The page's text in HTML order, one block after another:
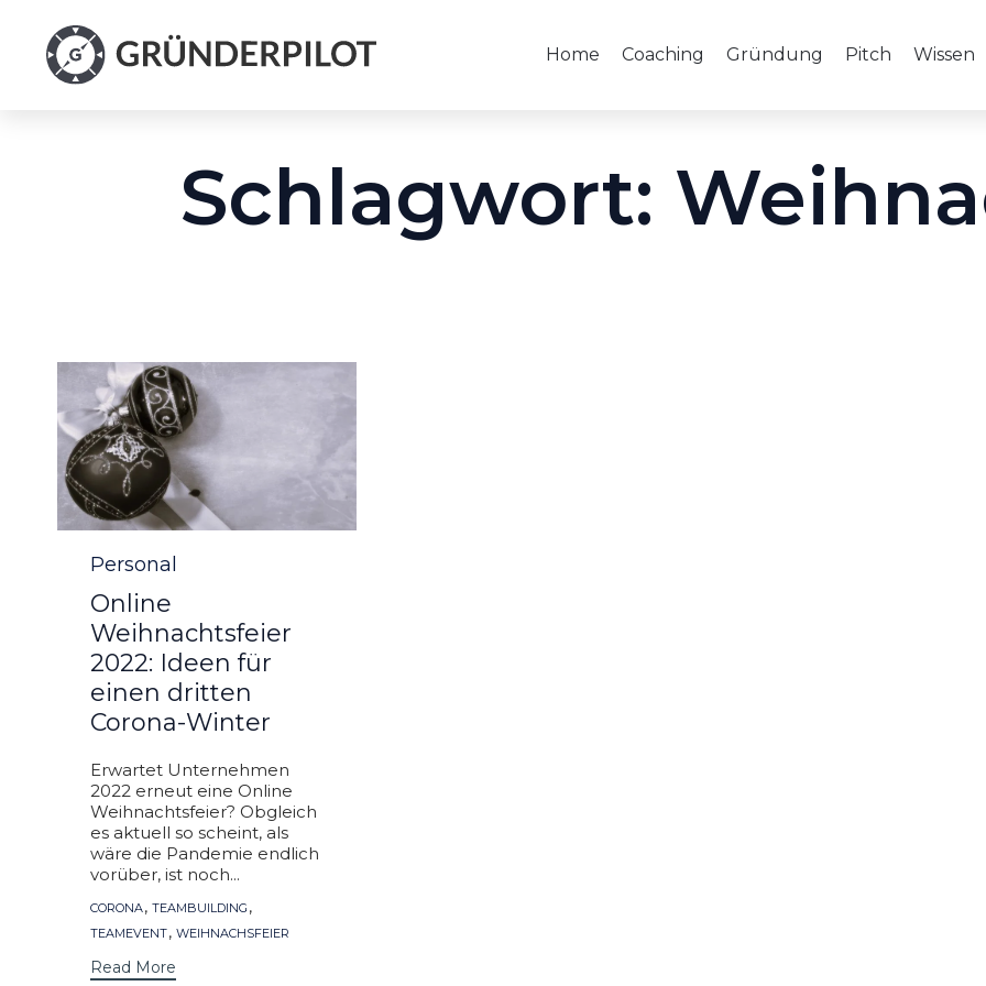
Home Coaching Gründung Pitch Wissen
Schlagwort:
Category
Personal
Online
Weihnachtsfeier
2022: Ideen für
einen dritten
Corona-Winter
Erwartet Unternehmen
2022 erneut eine Online
Weihnachtsfeier? Obgleich
es aktuell so scheint, als
wäre die Pandemie endlich
vorüber, ist noch...
Tags
CORONA, TEAMBUILDING ,
TEAMEVENT, WEIHNACHSFEIER
Read More